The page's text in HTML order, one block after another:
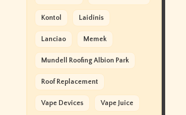
Kontol Laidinis
Lanciao Memek
Mundell Roofing Albion Park
Roof Replacement
Vape Devices Vape Juice